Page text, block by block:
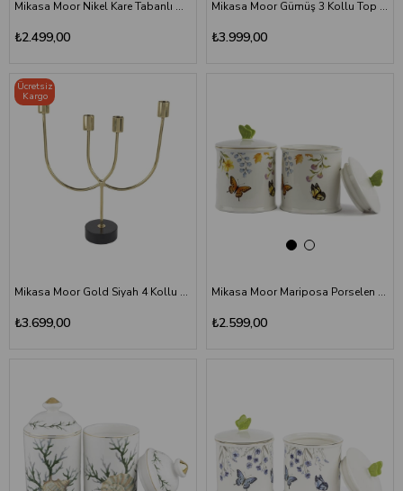
Mikasa Moor Nikel Kare Tabanlı Mumluk 22 cm
₺2.499,00
Mikasa Moor Gümüş 3 Kollu Top Şamdan 35 cm
₺3.999,00
Mikasa Moor Gold Siyah 4 Kollu Şamdan 34 cm
₺3.699,00
Ücretsiz
Kargo
Mikasa Moor Mariposa Porselen 2li Kavanoz Seti 15 cm
₺2.599,00